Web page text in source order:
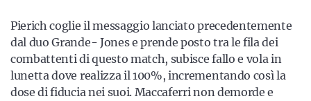
Pierich coglie il messaggio lanciato precedentemente
dal duo Grande- Jones e prende posto tra le fila dei
combattenti di questo match, subisce fallo e vola in
lunetta dove realizza il 100%, incrementando così la
dose di fiducia nei suoi. Maccaferri non demorde e